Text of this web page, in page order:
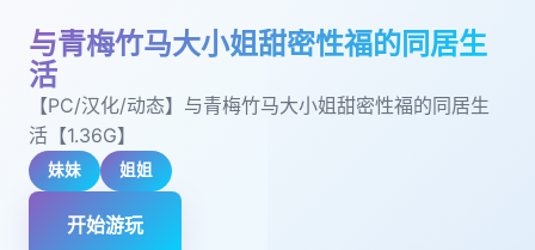
与青梅竹马大小姐甜密性福的同居生
活
【PC/汉化/动态】与青梅竹马大小姐甜密性福的同居生
活【1.36G】
妹妹 姐姐
开始游玩